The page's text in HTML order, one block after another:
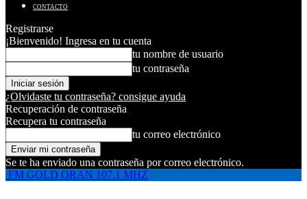
CONTACTO
Registrarse
¡Bienvenido! Ingresa en tu cuenta
tu nombre de usuario
tu contraseña
¿Olvidaste tu contraseña? consigue ayuda
Recuperación de contraseña
Recupera tu contraseña
tu correo electrónico
Se te ha enviado una contraseña por correo electrónico.
FM GOLD ORAN 107.1 MHZ